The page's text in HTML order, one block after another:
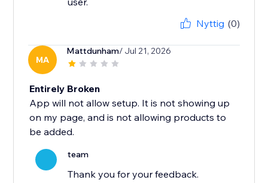
Nyttig (0)
MA
Mattdunham/ Jul 21, 2026
Entirely Broken
App will not allow setup. It is not showing up
on my page, and is not allowing products to
be added.
team
Thank you for your feedback.